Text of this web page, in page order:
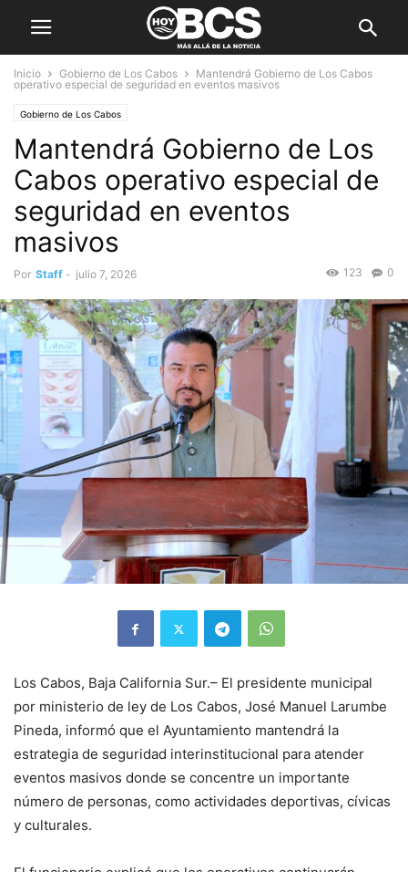
Inicio Gobierno de Los Cabos
Mantendrá Gobierno de Los Cabos
operativo especial de seguridad en eventos masivos
Gobierno de Los Cabos
Mantendrá Gobierno de Los
Cabos operativo especial de
seguridad en eventos
masivos
Por Staff - julio 7, 2026 0
123
Los Cabos, Baja California Sur.– El presidente municipal
por ministerio de ley de Los Cabos, José Manuel Larumbe
Pineda, informó que el Ayuntamiento mantendrá la
estrategia de seguridad interinstitucional para atender
eventos masivos donde se concentre un importante
número de personas, como actividades deportivas, cívicas
y culturales.